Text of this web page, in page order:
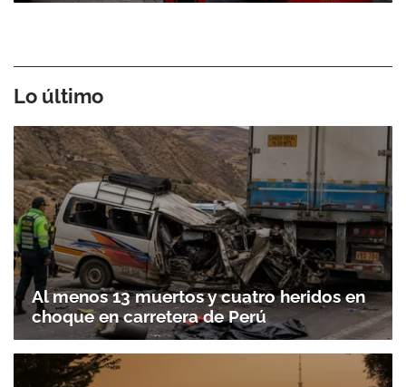
Lo último
Al menos 13 muertos y cuatro heridos en
choque en carretera de Perú